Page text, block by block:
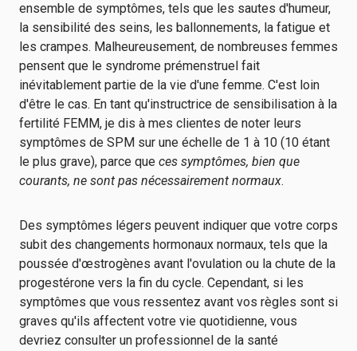
ensemble de symptômes, tels que les sautes d'humeur,
la sensibilité des seins, les ballonnements, la fatigue et
les crampes. Malheureusement, de nombreuses femmes
pensent que le syndrome prémenstruel fait
inévitablement partie de la vie d'une femme. C'est loin
d'être le cas. En tant qu'instructrice de sensibilisation à la
fertilité FEMM, je dis à mes clientes de noter leurs
symptômes de SPM sur une échelle de 1 à 10 (10 étant
le plus grave), parce que ces symptômes, bien que
courants, ne sont pas nécessairement normaux.
Des symptômes légers peuvent indiquer que votre corps
subit des changements hormonaux normaux, tels que la
poussée d'œstrogènes avant l'ovulation ou la chute de la
progestérone vers la fin du cycle. Cependant, si les
symptômes que vous ressentez avant vos règles sont si
graves qu'ils affectent votre vie quotidienne, vous
devriez consulter un professionnel de la santé